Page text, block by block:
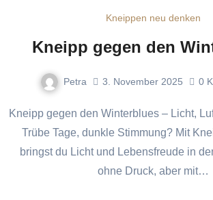
Kneippen neu denken
Kneipp gegen den
Petra 3. November 2025 0
Kneipp gegen den Winterblues – Licht, Luft & Lebensfreude
Trübe Tage, dunkle Stimmung? Mit
bringst du Licht und Lebensfreude in
ohne Druck, aber mit…